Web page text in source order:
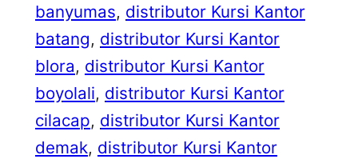
banyumas, distributor Kursi Kantor
batang, distributor Kursi Kantor
blora, distributor Kursi Kantor
boyolali, distributor Kursi Kantor
cilacap, distributor Kursi Kantor
demak, distributor Kursi Kantor